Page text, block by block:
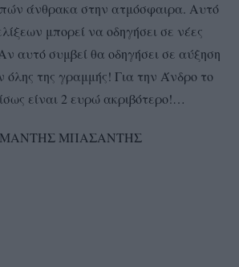
άνθρακα στην ατμόσφαιρα. Αυτό
μπορεί να οδηγήσει σε νέες
αυτό συμβεί θα οδηγήσει σε αύξηση
όλης της γραμμής! Για την Άνδρο το
ίσως είναι 2 ευρώ ακριβότερο!…
ΜΠΑΣΑΝΤΗΣ